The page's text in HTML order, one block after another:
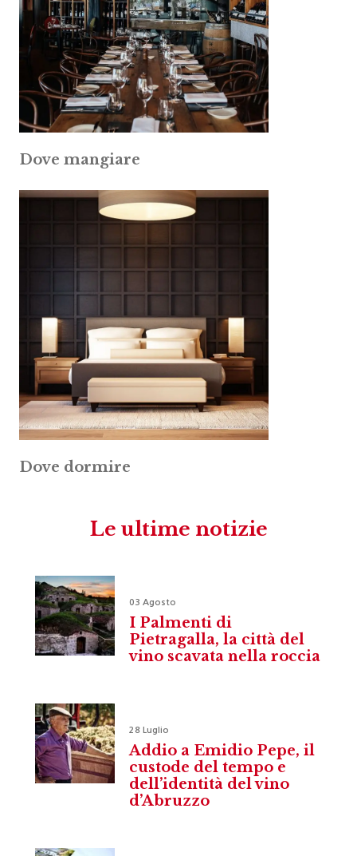
Dove mangiare
Dove dormire
Le ultime notizie
03 Agosto
I Palmenti di
Pietragalla, la città del
vino scavata nella roccia
28 Luglio
Addio a Emidio Pepe, il
custode del tempo e
dell’identità del vino
d’Abruzzo